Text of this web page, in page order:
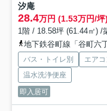
汐庵
28.4万円 (1.53万円/坪)
1階 / 18.58坪 (61.44㎡) /
地下鉄谷町線「谷町六
バス・トイレ別 エアコ
温水洗浄便座
即入居可